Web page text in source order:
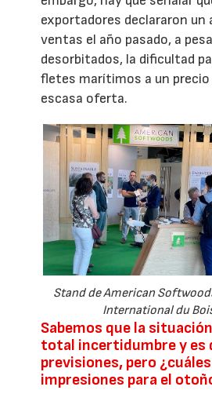
exportadores declararon un
ventas el año pasado, a
desorbitados, la dificultad
fletes marítimos a un precio
escasa oferta.
Stand de American
International du
Sabemos que la
total incertidumbre y es
previsiones, pero
impresiones para el